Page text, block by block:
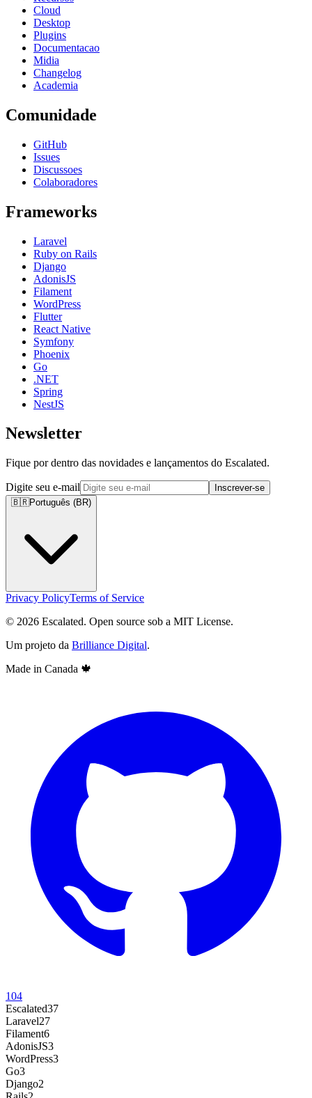
Cloud
Desktop
Plugins
Documentacao
Midia
Changelog
Academia
Comunidade
GitHub
Issues
Discussoes
Colaboradores
Frameworks
Laravel
Ruby on Rails
Django
AdonisJS
Filament
WordPress
Flutter
React Native
Symfony
Phoenix
Go
.NET
Spring
NestJS
Newsletter
Fique por dentro das novidades e lançamentos do Escalated.
Digite seu e-mail
Inscrever-se
🇧🇷Português (BR)
Privacy PolicyTerms of Service
© 2026 Escalated. Open source sob a MIT License.
Um projeto da Brilliance Digital.
Made in Canada 🍁
104
Escalated37
Laravel27
Filament6
AdonisJS3
WordPress3
Go3
Django2